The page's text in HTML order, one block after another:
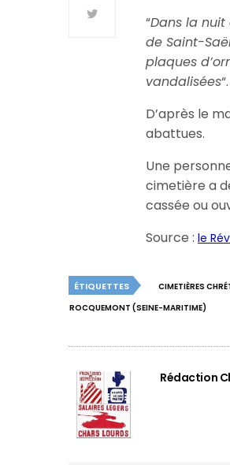
“Dans la
de Saint-
plaques
vandalisées“.
D’après le
abattues.
Une
cimetière a
cassée ou
Source :le
ÉTIQUETTES CIMETIÈRES
ROCQUEMONT (SEINE-MARITIME)
Rédaction